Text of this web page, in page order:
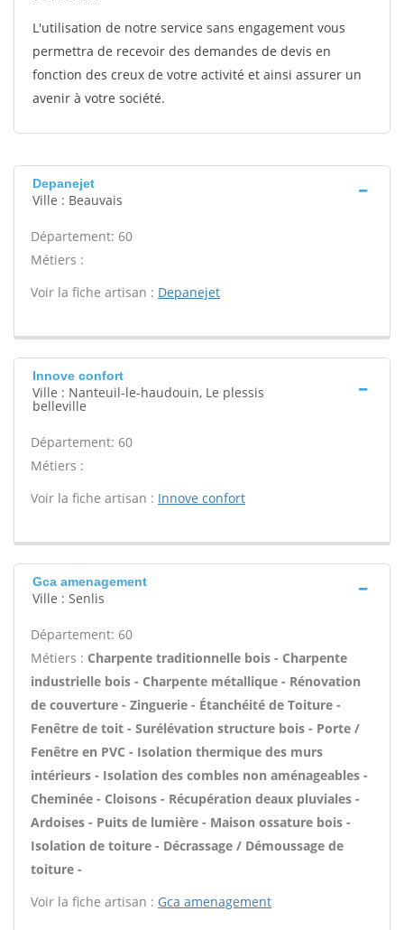
L'utilisation de notre service sans engagement vous
permettra de recevoir des demandes de devis en
fonction des creux de votre activité et ainsi assurer un
avenir à votre société.
Depanejet
Ville : Beauvais
Département: 60
Métiers :
Voir la fiche artisan : Depanejet
Innove confort
Ville : Nanteuil-le-haudouin, Le plessis
belleville
Département: 60
Métiers :
Voir la fiche artisan : Innove confort
Gca amenagement
Ville : Senlis
Département: 60
Métiers : Charpente traditionnelle bois - Charpente
industrielle bois - Charpente métallique - Rénovation
de couverture - Zinguerie - Étanchéité de Toiture -
Fenêtre de toit - Surélévation structure bois - Porte /
Fenêtre en PVC - Isolation thermique des murs
intérieurs - Isolation des combles non aménageables -
Cheminée - Cloisons - Récupération deaux pluviales -
Ardoises - Puits de lumière - Maison ossature bois -
Isolation de toiture - Décrassage / Démoussage de
toiture -
Voir la fiche artisan : Gca amenagement